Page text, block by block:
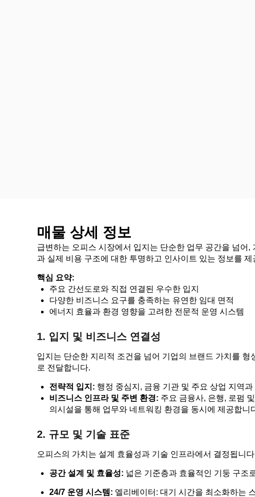
매물 상세 정보
급변하는 오피스 시장에서 입지는 단순한 업무 공간을 넘
과 실제 비용 구조에 대한 투명하고 인사이트 있는 정보를 제
핵심 요약:
주요 간선도로와 직접 연결된 우수한 입지
다양한 비즈니스 요구를 충족하는 유연한 임대 면적
에너지 효율과 환경 영향을 고려한 전문적 운영 시스템
1. 입지 및 비즈니스 연결성
입지는 단순한 지리적 조건을 넘어 기업의 브랜드 가치를
로 전달합니다.
전략적 입지: 행정 중심지, 금융 기관 및 주요 상업 지역
비즈니스 인프라 및 주변 환경: 주요 금융사, 은행, 로펌
의시설을 통해 업무와 네트워킹 환경을 동시에 제공합니
2. 규모 및 기술 표준
오피스의 가치는 설계 효율성과 기술 인프라에서 결정됩니
공간 설계 및 효율성: 넓은 기준층과 효율적인 기둥 구조
24/7 운영 시스템: 엘리베이터: 대기 시간을 최소화하는